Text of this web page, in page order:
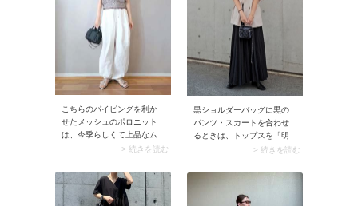
こちらのパイピングを利か
せたメッシュのポロニット
は、今季らしくて上品なム
ードに仕上げてくれる一
にゆったりとした白カーゴ
パンツを合わせれば、清潔
感はありながらもリラック
> 続きを読む
黒ショルダーバッグに黒の
パンツ・スカートを合わせ
るときは、トップスを「明
るめのベーシックカラー」
め。例えば軽いトーンのカ
なら、黒色の重さが解消で
> 続きを読む